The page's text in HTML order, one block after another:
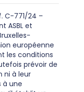
C-771/24 –
ASBL et
européenne
les conditions
prévoir de
ni à leur
à une